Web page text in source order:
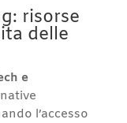
risorse
delle
e
l’accesso